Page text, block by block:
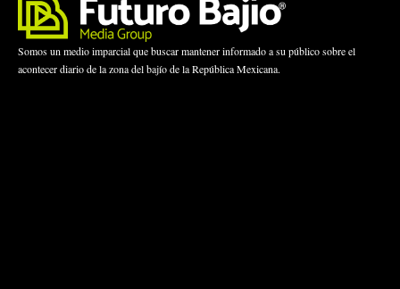
Somos un medio imparcial que buscar mantener informado a su público sobre el
acontecer diario de la zona del bajío de la República Mexicana.